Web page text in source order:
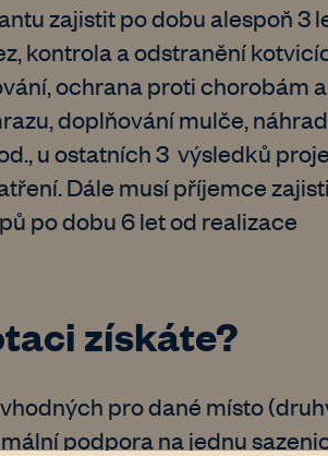
zajistit po dobu alespoň 3
kontrola a odstranění
ochrana proti chorobám a
doplňování mulče,
u ostatních 3 výsledků
Dále musí příjemce
po dobu 6 let od realizace
získáte?
pro dané místo
podpora na jednu